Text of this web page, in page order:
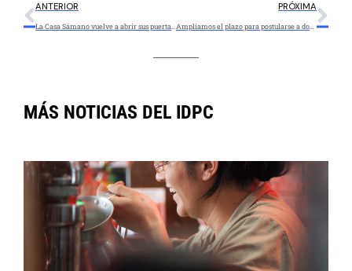
ANTERIOR
La Casa Sámano vuelve a abrir sus puertas al público el 10 de marzo
PRÓXIMA
Ampliamos el plazo para postularse a dos becas del IDPC y el Museo de Bogotá
MÁS NOTICIAS DEL IDPC